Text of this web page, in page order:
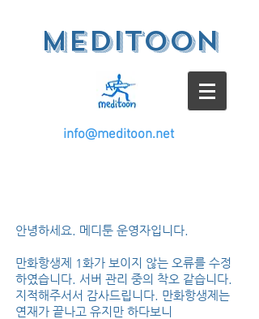
meditoon
info@meditoon.net
안녕하세요. 메디툰 운영자입니다.
만화항생제 1화가 보이지 않는 오류를 수정
하였습니다. 서버 관리 중의 착오 같습니다.
지적해주서서 감사드립니다. 만화항생제는
연재가 끝나고 유지만 하다보니